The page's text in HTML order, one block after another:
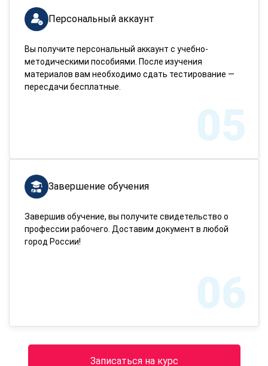
Персональный аккаунт
Вы получите персональный аккаунт с учебно-
методическими пособиями. После изучения
материалов вам необходимо сдать тестирование —
пересдачи бесплатные.
05
Завершение обучения
Завершив обучение, вы получите свидетельство о
профессии рабочего. Доставим документ в любой
город России!
06
Записаться на курс